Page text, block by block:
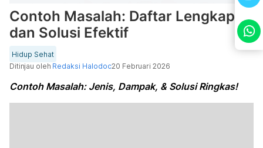
Contoh Masalah: Daftar Lengkap
dan Solusi Efektif
Hidup Sehat
Ditinjau oleh Redaksi Halodoc20 Februari 2026
Contoh Masalah: Jenis, Dampak, & Solusi Ringkas!